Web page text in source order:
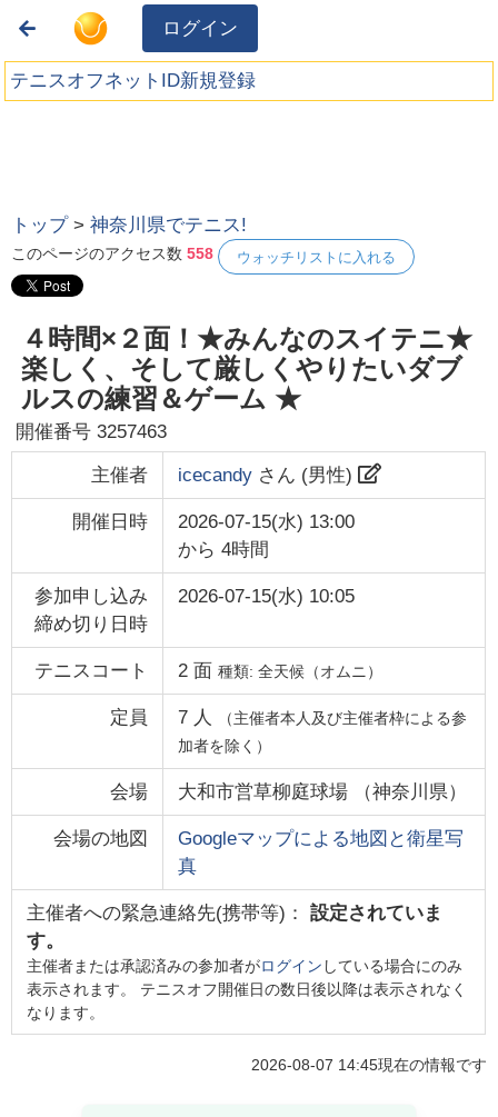
ログイン
テニスオフネットID新規登録
トップ >神奈川県でテニス!
このページのアクセス数558 ウォッチリストに入れる
４時間×２面！★みんなのスイテニ★
楽しく、そして厳しくやりたいダブ
ルスの練習＆ゲーム ★
開催番号3257463
主催者 icecandyさん (男性)
開催日時
2026-07-15(水) 13:00
から 4時間
参加申し込み
締め切り日時
2026-07-15(水) 10:05
テニスコート 2面 種類: 全天候（オムニ）
定員 7 人
（主催者本人及び主催者枠による参
加者を除く）
会場 大和市営草柳庭球場（神奈川県）
会場の地図
Googleマップによる地図と衛星写
真
主催者への緊急連絡先(携帯等)： 設定されていま
す。
主催者または承認済みの参加者がログイン している場合にのみ
表示されます。 テニスオフ開催日の数日後以降は表示されなく
なります。
2026-08-07 14:45現在の情報です